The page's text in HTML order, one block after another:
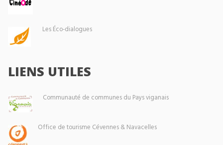
Les Éco-dialogues
LIENS UTILES
Communauté de communes du Pays viganais
Office de tourisme Cévennes & Navacelles